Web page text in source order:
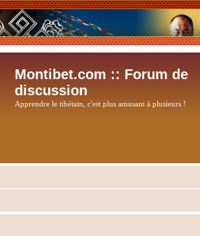
Montibet.com :: Forum de
discussion
Apprendre le tibétain, c'est plus amusant à plusieurs !